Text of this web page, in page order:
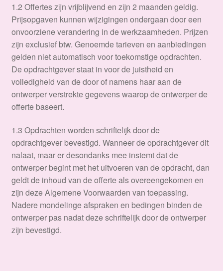
1.2 Offertes zijn vrijblijvend en zijn 2 maanden geldig.
Prijsopgaven kunnen wijzigingen ondergaan door een
onvoorziene verandering in de werkzaamheden. Prijzen
zijn exclusief btw. Genoemde tarieven en aanbiedingen
gelden niet automatisch voor toekomstige opdrachten.
De opdrachtgever staat in voor de juistheid en
volledigheid van de door of namens haar aan de
ontwerper verstrekte gegevens waarop de ontwerper de
offerte baseert.
1.3 Opdrachten worden schriftelijk door de
opdrachtgever bevestigd. Wanneer de opdrachtgever dit
nalaat, maar er desondanks mee instemt dat de
ontwerper begint met het uitvoeren van de opdracht, dan
geldt de inhoud van de offerte als overeengekomen en
zijn deze Algemene Voorwaarden van toepassing.
Nadere mondelinge afspraken en bedingen binden de
ontwerper pas nadat deze schriftelijk door de ontwerper
zijn bevestigd.